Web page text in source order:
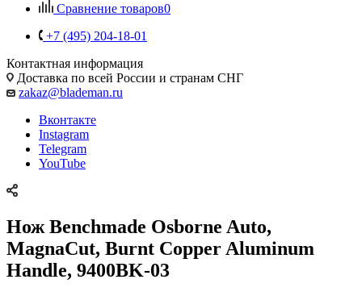
Сравнение товаров0
+7 (495) 204-18-01
Контактная информация
Доставка по всей России и странам СНГ
zakaz@blademan.ru
Вконтакте
Instagram
Telegram
YouTube
Нож Benchmade Osborne Auto,
MagnaCut, Burnt Copper Aluminum
Handle, 9400BK-03